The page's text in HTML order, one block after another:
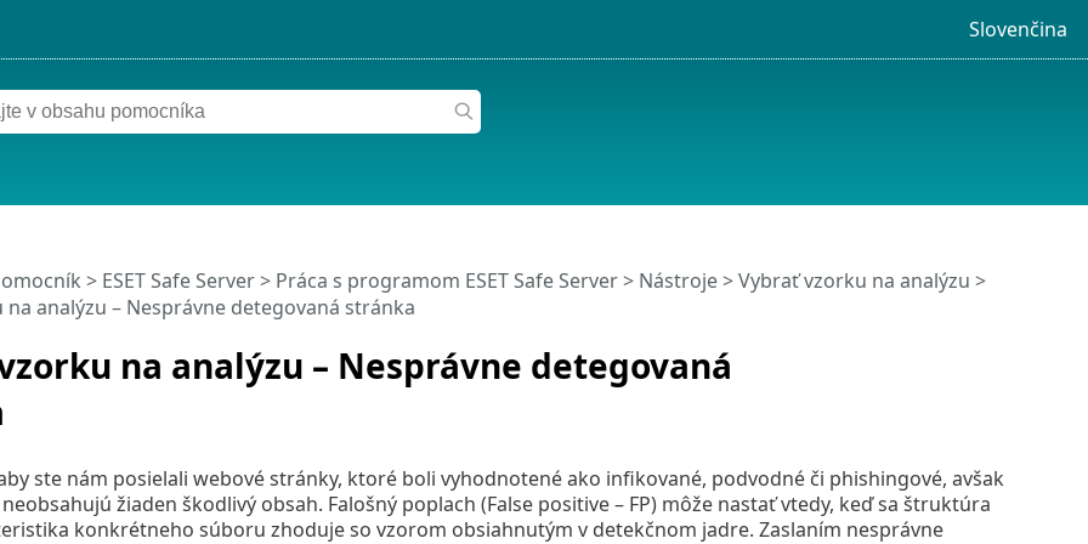
Slovenčina
na analýzu – Nesprávne detegovaná
> ESET Safe Server> Práca s programom ESET Safe Server> Nástroje>Vybrať vzorku na analýzu >
analýzu – Nesprávne detegovaná stránka
ste nám posielali webové stránky, ktoré boli vyhodnotené ako infikované, podvodné či phishingové, avšak
žiaden škodlivý obsah. Falošný poplach (False positive – FP) môže nastať vtedy, keď sa štruktúra
konkrétneho súboru zhoduje so vzorom obsiahnutým v detekčnom jadre. Zaslaním nesprávne